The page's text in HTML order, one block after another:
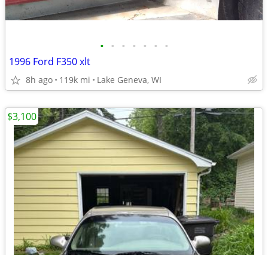
• • • • • • •
1996 Ford F350 xlt
8h ago 119k mi Lake Geneva, WI
$3,100